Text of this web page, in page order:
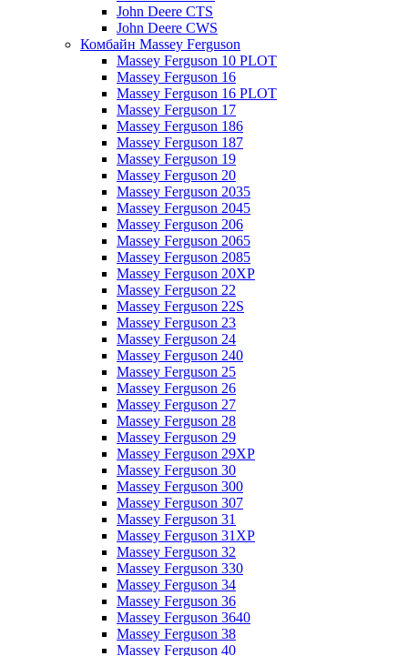
John Deere CTS
John Deere CWS
Комбайн Massey Ferguson
Massey Ferguson 10 PLOT
Massey Ferguson 16
Massey Ferguson 16 PLOT
Massey Ferguson 17
Massey Ferguson 186
Massey Ferguson 187
Massey Ferguson 19
Massey Ferguson 20
Massey Ferguson 2035
Massey Ferguson 2045
Massey Ferguson 206
Massey Ferguson 2065
Massey Ferguson 2085
Massey Ferguson 20XP
Massey Ferguson 22
Massey Ferguson 22S
Massey Ferguson 23
Massey Ferguson 24
Massey Ferguson 240
Massey Ferguson 25
Massey Ferguson 26
Massey Ferguson 27
Massey Ferguson 28
Massey Ferguson 29
Massey Ferguson 29XP
Massey Ferguson 30
Massey Ferguson 300
Massey Ferguson 307
Massey Ferguson 31
Massey Ferguson 31XP
Massey Ferguson 32
Massey Ferguson 330
Massey Ferguson 34
Massey Ferguson 36
Massey Ferguson 3640
Massey Ferguson 38
Massey Ferguson 40